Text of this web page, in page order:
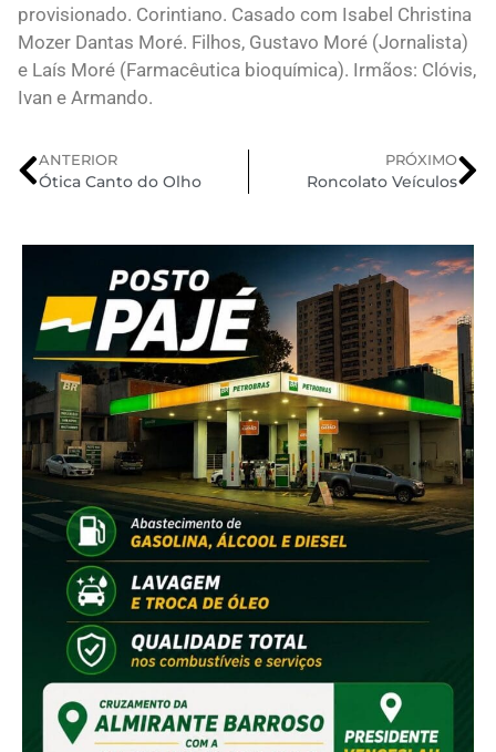
provisionado. Corintiano. Casado com Isabel Christina
Mozer Dantas Moré. Filhos, Gustavo Moré (Jornalista)
e Laís Moré (Farmacêutica bioquímica). Irmãos: Clóvis,
Ivan e Armando.
ANTERIOR
Ótica Canto do Olho
PRÓXIMO
Roncolato Veículos